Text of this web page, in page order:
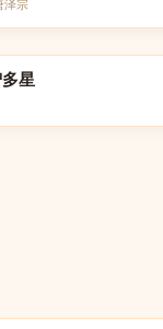
泽宗
星